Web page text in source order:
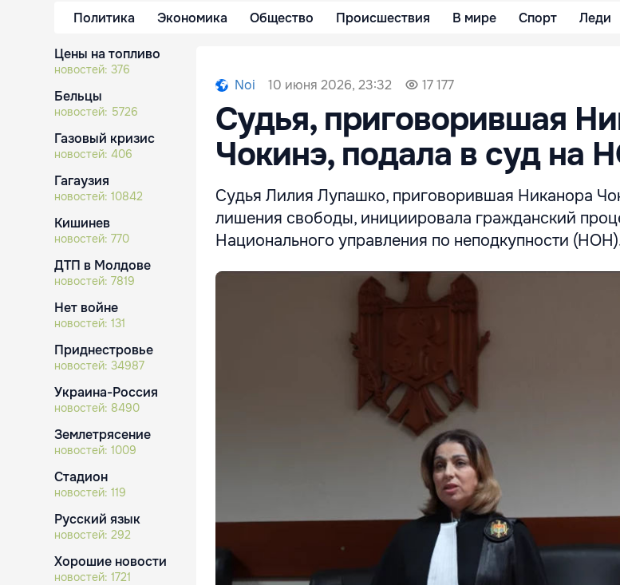
Политика Экономика Общество Происшествия В мире Спорт Леди
Цены на топливо
новостей: 376
Бельцы
новостей: 5726
Газовый кризис
новостей: 406
Гагаузия
новостей: 10842
Кишинев
новостей: 770
ДТП в Молдове
новостей: 7819
Нет войне
новостей: 131
Приднестровье
новостей: 34987
Украина-Россия
новостей: 8490
Землетрясение
новостей: 1009
Стадион
новостей: 119
Русский язык
новостей: 292
Хорошие новости
новостей: 1721
Noi 10 июня 2026, 23:32 17 177
Судья, приговорившая
Чокинэ, подала в суд на
Судья Лилия Лупашко, приговорившая Никанора
лишения свободы, инициировала гражданский
Национального управления по неподкупности